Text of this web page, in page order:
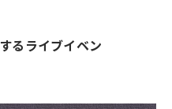
るライブイベン